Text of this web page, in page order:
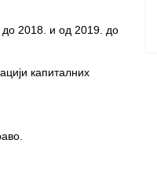
до 2018. и од 2019. до
капиталних